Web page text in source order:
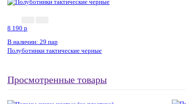
8 190 p
В наличии: 29 пар
Полуботинки тактические черные
Просмотренные товары